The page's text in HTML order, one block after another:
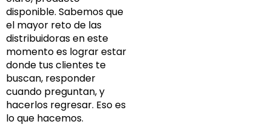
disponible. Sabemos que
el mayor reto de las
distribuidoras en este
momento es lograr estar
donde tus clientes te
buscan, responder
cuando preguntan, y
hacerlos regresar. Eso es
lo que hacemos.